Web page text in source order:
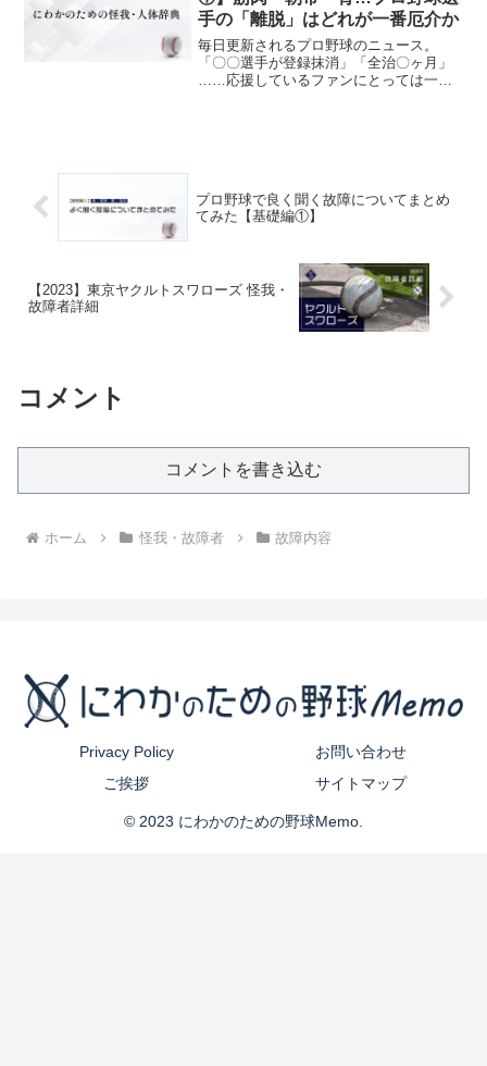
手の「離脱」はどれが一番厄介か
毎日更新されるプロ野球のニュース。
「〇〇選手が登録抹消」「全治〇ヶ月」
……応援しているファンにとっては一番
帯」の3パターンでほぼ説明がつきます。
プロ野球で良く聞く故障についてまとめ
てみた【基礎編①】
【2023】東京ヤクルトスワローズ 怪我・
故障者詳細
コメント
コメントを書き込む
ホーム 怪我・故障者 故障内容
Privacy Policy
お問い合わせ
ご挨拶
サイトマップ
© 2023 にわかのための野球Memo.